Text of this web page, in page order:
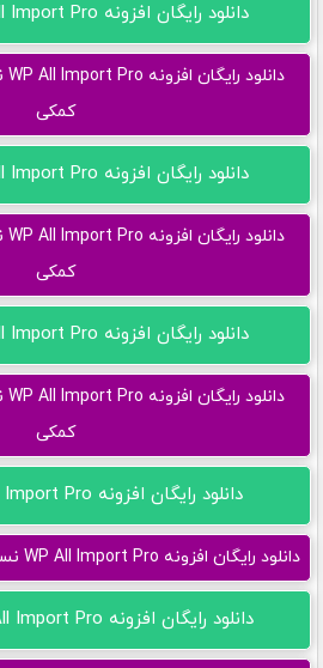
دانلود رایگان افزونه WP All Import Pro نسخه 5.0.6
کمکی
دانلود رایگان افزونه WP All Import Pro نسخه 5.0.3
کمکی
دانلود رایگان افزونه WP All Import Pro نسخه 5.0.1
کمکی
دانلود رایگان افزونه WP All Import Pro نسخه 5.0
دانلود رایگان افزونه WP All Import Pro نسخه 5.0 - لینک سرور کمکی
دانلود رایگان افزونه WP All Import Pro نسخه 4.11.7